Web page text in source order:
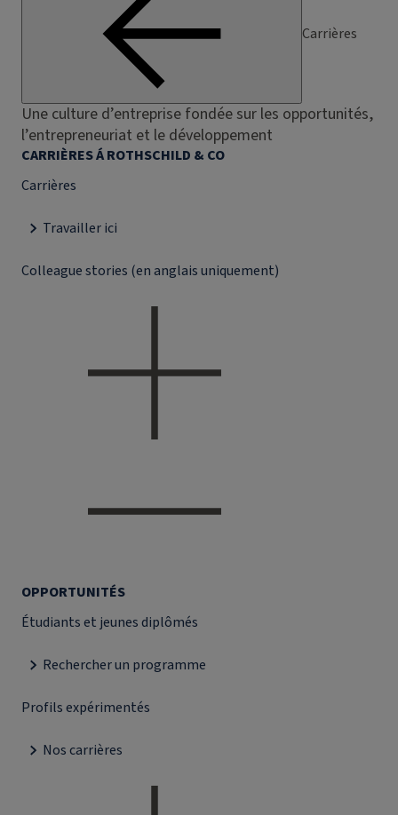
Carrières
Une culture d’entreprise fondée sur les opportunités,
l’entrepreneuriat et le développement
CARRIÈRES Á ROTHSCHILD & CO
Carrières
Travailler ici
Colleague stories (en anglais uniquement)
OPPORTUNITÉS
Étudiants et jeunes diplômés
Rechercher un programme
Profils expérimentés
Nos carrières